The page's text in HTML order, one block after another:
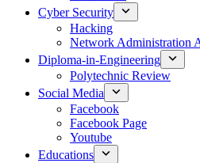
Cyber Security
Hacking
Network Administration
Diploma-in-Engineering
Polytechnic Review
Social Media
Facebook
Facebook Page
Youtube
Educations